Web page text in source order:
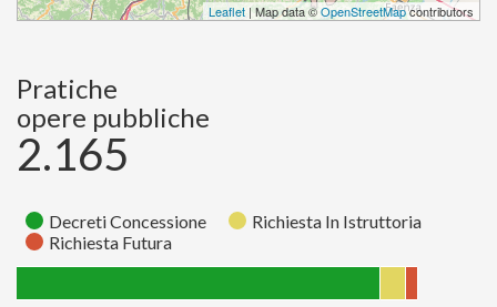
Leaflet | Map data ©OpenStreetMapcontributors
Pratiche
opere pubbliche
2.165
Decreti Concessione
Richiesta In Istruttoria
Richiesta Futura